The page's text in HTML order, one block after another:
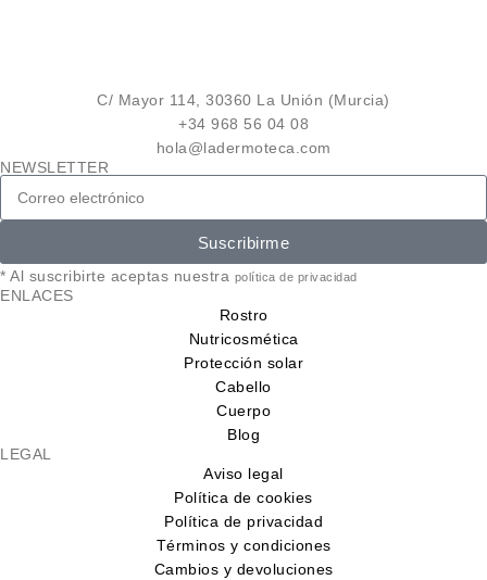
C/ Mayor 114, 30360 La Unión (Murcia)
+34 968 56 04 08
hola@ladermoteca.com
NEWSLETTER
Suscribirme
* Al suscribirte aceptas nuestra política de privacidad
ENLACES
Rostro
Nutricosmética
Protección solar
Cabello
Cuerpo
Blog
LEGAL
Aviso legal
Política de cookies
Política de privacidad
Términos y condiciones
Cambios y devoluciones